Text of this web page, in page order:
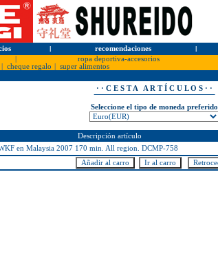
l recomendaciones l
ropa deportiva-accesorios
cheque regalo
super alimentos
· · C E S T A A R T Í C U L O S · ·
Seleccione el tipo de moneda preferido
Descripción artículo
en Malaysia 2007 170 min. All region. DCMP-758